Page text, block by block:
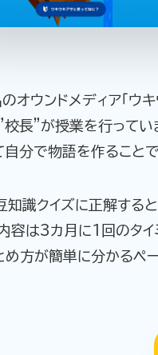
オウンドメディア「ウ
校長”が授業を行って
分で物語を作ることで
識クイズに正解すると
容は3カ月に1回のタ
方が簡単に分かるペ